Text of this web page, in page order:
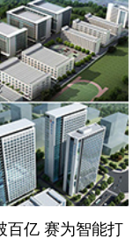
百亿 赛为智能打